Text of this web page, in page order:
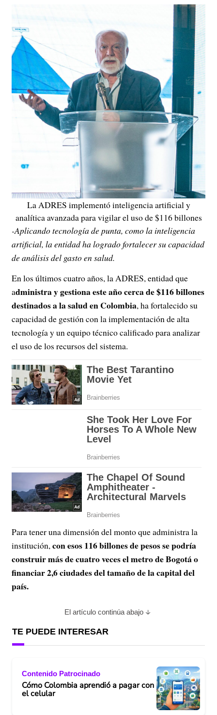
La ADRES implementó inteligencia artificial y
analítica avanzada para vigilar el uso de $116 billones
-Aplicando tecnología de punta, como la inteligencia
artificial, la entidad ha logrado fortalecer su capacidad
de análisis del gasto en salud.
En los últimos cuatro años, la ADRES, entidad que
administra y gestiona este año cerca de $116 billones
destinados a la salud en Colombia, ha fortalecido su
capacidad de gestión con la implementación de alta
tecnología y un equipo técnico calificado para analizar
el uso de los recursos del sistema.
Para tener una dimensión del monto que administra la
institución, con esos 116 billones de pesos se podría
construir más de cuatro veces el metro de Bogotá o
financiar 2,6 ciudades del tamaño de la capital del
país.
El artículo continúa abajo
TE PUEDE INTERESAR
Contenido Patrocinado
Cómo Colombia aprendió a pagar con
el celular